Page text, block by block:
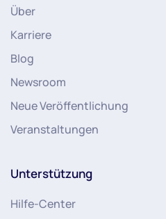
Über
Karriere
Blog
Newsroom
Neue Veröffentlichung
Veranstaltungen
Unterstützung
Hilfe-Center